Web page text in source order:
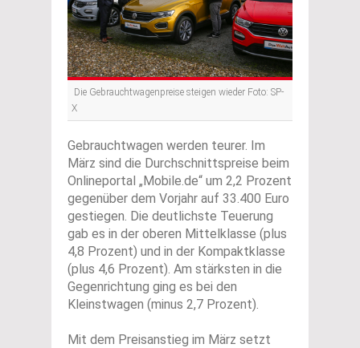
Die Gebrauchtwagenpreise steigen wieder Foto: SP-
X
Gebrauchtwagen werden teurer. Im
März sind die Durchschnittspreise beim
Onlineportal „Mobile.de“ um 2,2 Prozent
gegenüber dem Vorjahr auf 33.400 Euro
gestiegen. Die deutlichste Teuerung
gab es in der oberen Mittelklasse (plus
4,8 Prozent) und in der Kompaktklasse
(plus 4,6 Prozent). Am stärksten in die
Gegenrichtung ging es bei den
Kleinstwagen (minus 2,7 Prozent).
Mit dem Preisanstieg im März setzt